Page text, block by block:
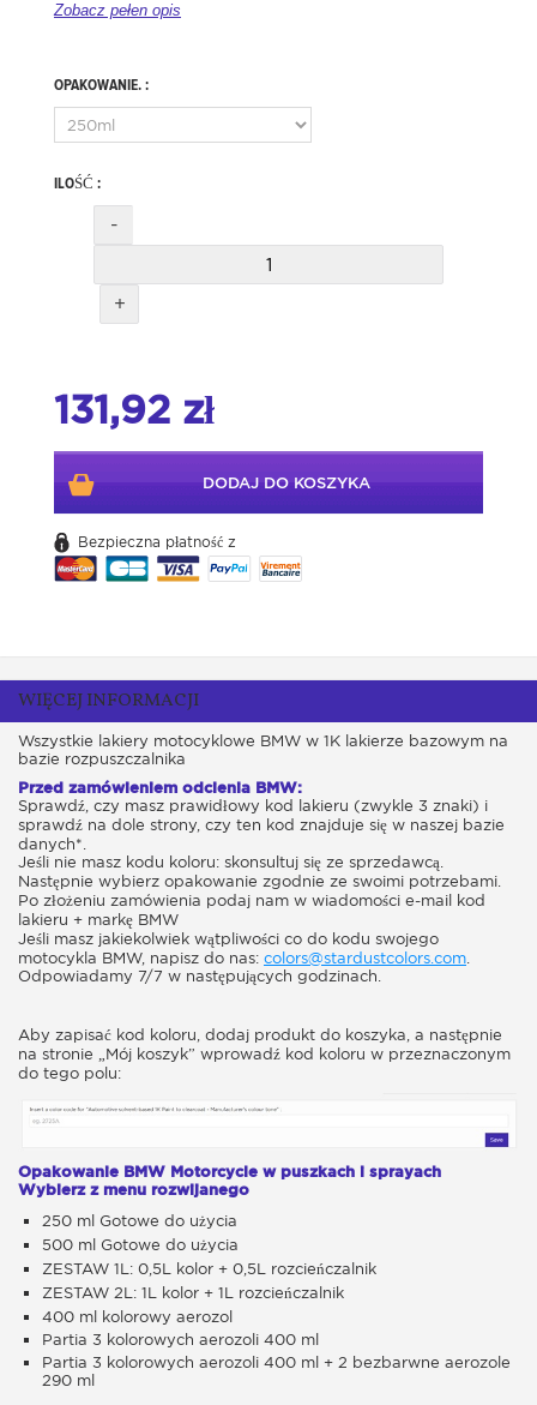
Zobacz pełen opis
OPAKOWANIE. :
ILOŚĆ :
-
+
131,92 zł
DODAJ DO KOSZYKA
Bezpieczna płatność z
WIĘCEJ INFORMACJI
Wszystkie lakiery motocyklowe BMW w 1K lakierze bazowym na
bazie rozpuszczalnika
Przed zamówieniem odcienia BMW:
Sprawdź, czy masz prawidłowy kod lakieru (zwykle 3 znaki) i
sprawdź na dole strony, czy ten kod znajduje się w naszej bazie
danych*.
Jeśli nie masz kodu koloru: skonsultuj się ze sprzedawcą.
Następnie wybierz opakowanie zgodnie ze swoimi potrzebami.
Po złożeniu zamówienia podaj nam w wiadomości e-mail kod
lakieru + markę BMW
Jeśli masz jakiekolwiek wątpliwości co do kodu swojego
motocykla BMW, napisz do nas: colors@stardustcolors.com.
Odpowiadamy 7/7 w następujących godzinach.
Aby zapisać kod koloru, dodaj produkt do koszyka, a następnie
na stronie „Mój koszyk” wprowadź kod koloru w przeznaczonym
do tego polu:
Opakowanie BMW Motorcycle w puszkach i sprayach
Wybierz z menu rozwijanego
250 ml Gotowe do użycia
500 ml Gotowe do użycia
ZESTAW 1L: 0,5L kolor + 0,5L rozcieńczalnik
ZESTAW 2L: 1L kolor + 1L rozcieńczalnik
400 ml kolorowy aerozol
Partia 3 kolorowych aerozoli 400 ml
Partia 3 kolorowych aerozoli 400 ml + 2 bezbarwne aerozole
290 ml